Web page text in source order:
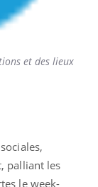
et des lieux
palliant les
le week-